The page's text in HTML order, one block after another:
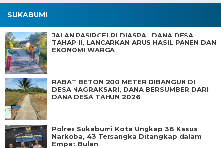
SUKABUMI
JALAN PASIRCEURI DIASPAL DANA DESA
TAHAP II, LANCARKAN ARUS HASIL PANEN DAN
EKONOMI WARGA
RABAT BETON 200 METER DIBANGUN DI
DESA NAGRAKSARI, DANA BERSUMBER DARI
DANA DESA TAHUN 2026
Polres Sukabumi Kota Ungkap 36 Kasus
Narkoba, 43 Tersangka Ditangkap dalam
Empat Bulan